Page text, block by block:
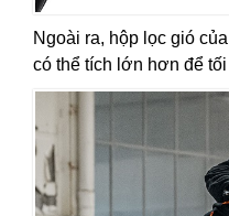
Ngoài ra, hộp lọc gió
có thể tích lớn hơn để